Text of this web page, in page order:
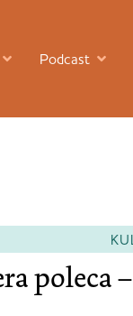
Podcast
poleca